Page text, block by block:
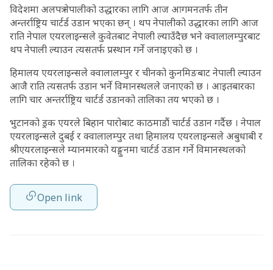
विदेशमा अलपत्र नेपालीको उद्धारका लागि आज आगमनतर्फ तीन
अन्तर्राष्ट्रिय चार्टर्ड उडान भएका छन् । थप नेपालीको उद्धारका लागि आज
राति नेपाल एयरलाइन्सले कुवेतबाट नेपाली ल्याउँदैछ भने क्वालालम्पुरबाट
थप नेपाली ल्याउन त्यसतर्फ प्रस्थान गर्ने जनाइएको छ ।
हिमालय एयरलाइन्सले क्वालालम्पुर र चीनको कुनमिङबाट नेपाली ल्याउन
आजै राति त्यसतर्फ उडान भर्ने विमानस्थलले जनाएको छ । आइतबारका
लागि चार अन्तर्राष्ट्रिय चार्टर्ड उडानको तालिका तय भएको छ ।
भुटानको ड्रक एयरले बिहान पारोबाट काठमाडौं चार्टर्ड उडान गर्दैछ । नेपाल
एयरलाइन्सले दुबई र क्वालालम्पुर तथा हिमालय एयरलाइन्सले अबुधाबी र
श्रीएयरलाइन्सले म्यानमारको यङ्गुनमा चार्टर्ड उडान गर्ने विमानस्थलको
तालिका रहेको छ ।
Open link